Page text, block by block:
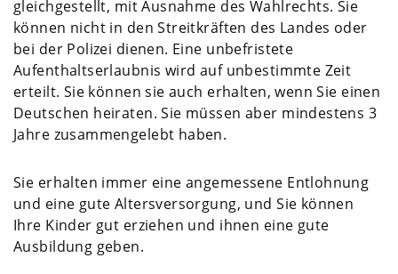
gleichgestellt, mit Ausnahme des Wahlrechts. Sie
können nicht in den Streitkräften des Landes oder
bei der Polizei dienen. Eine unbefristete
Aufenthaltserlaubnis wird auf unbestimmte Zeit
erteilt. Sie können sie auch erhalten, wenn Sie einen
Deutschen heiraten. Sie müssen aber mindestens 3
Jahre zusammengelebt haben.
Sie erhalten immer eine angemessene Entlohnung
und eine gute Altersversorgung, und Sie können
Ihre Kinder gut erziehen und ihnen eine gute
Ausbildung geben.